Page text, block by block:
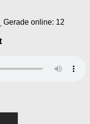
Gerade online: 12